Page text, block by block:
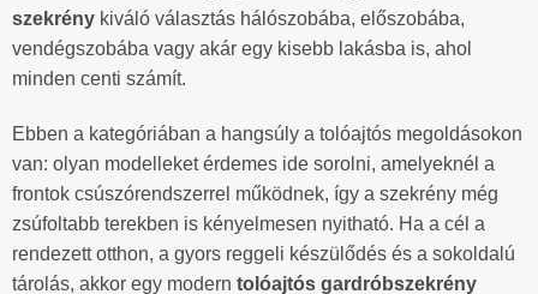
szekrény kiváló választás hálószobába, előszobába,
vendégszobába vagy akár egy kisebb lakásba is, ahol
minden centi számít.
Ebben a kategóriában a hangsúly a tolóajtós megoldásokon
van: olyan modelleket érdemes ide sorolni, amelyeknél a
frontok csúszórendszerrel működnek, így a szekrény még
zsúfoltabb terekben is kényelmesen nyitható. Ha a cél a
rendezett otthon, a gyors reggeli készülődés és a sokoldalú
tárolás, akkor egy modern tolóajtós gardróbszekrény